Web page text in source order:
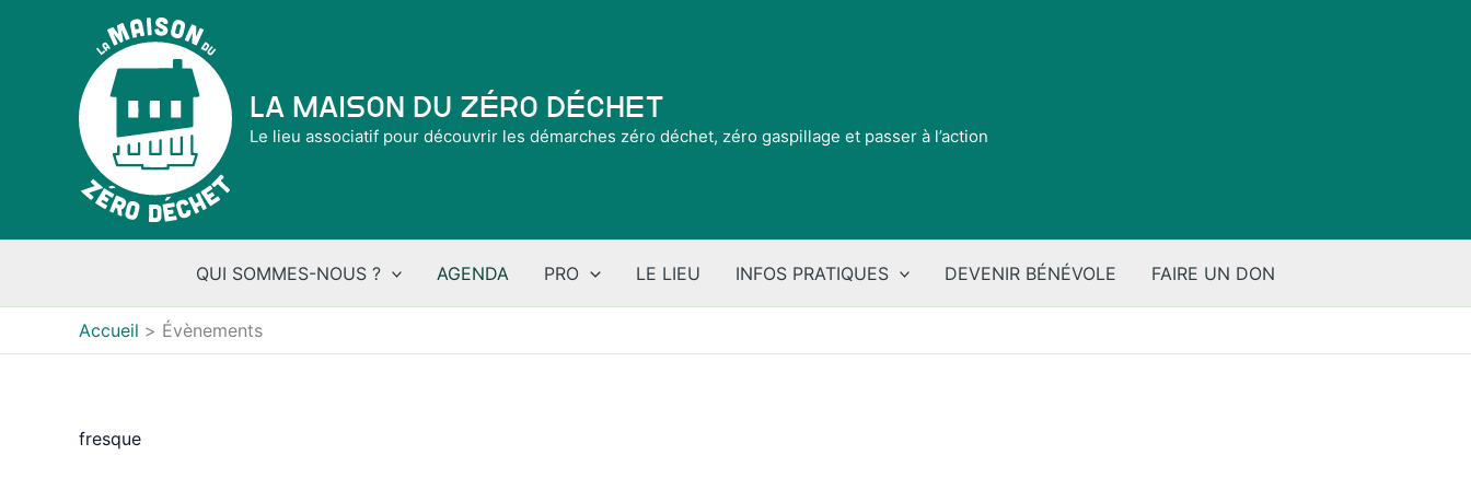
La Maison du Zéro Déchet
Le lieu associatif pour découvrir les démarches zéro déchet, zéro gaspillage et passer à l’action
QUI SOMMES-NOUS ? AGENDA PRO LE LIEU INFOS PRATIQUES DEVENIR BÉNÉVOLE FAIRE UN DON
Accueil Évènements
fresque